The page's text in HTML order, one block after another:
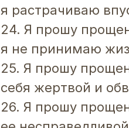
я растрачиваю
24. Я прошу
я не принимаю
25. Я прошу
себя жертвой и
26. Я прошу